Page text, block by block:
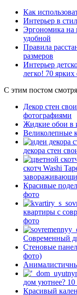
Как
Интерьер в
Эргономика на
удобной
Правила
размеров
Интерьер
легко! 70
С этим постом
Декор стен
фотографиями
Жидкие обои в
Великолепные
декора стен
скотч Washi
Красивые
фото
квартиры с
фото
Современный
Стеновые
фото)
дом уютнее? 10
Красивый